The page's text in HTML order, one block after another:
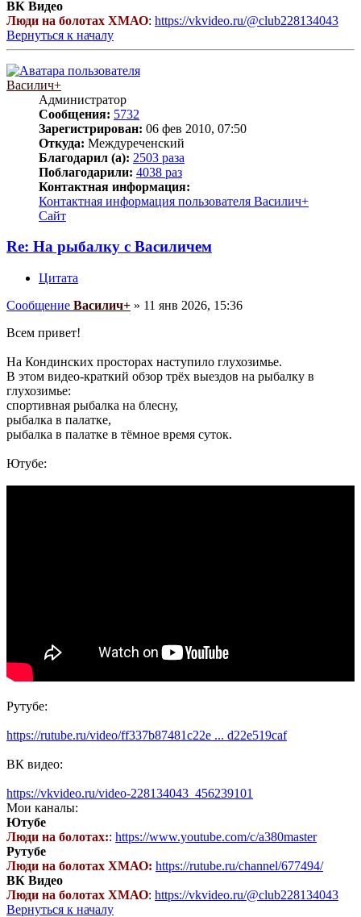
ВК Видео
Люди на болотах ХМАО: https://vkvideo.ru/@club228134043
Вернуться к началу
Василич+
Администратор
Сообщения: 5732
Зарегистрирован: 06 фев 2010, 07:50
Откуда: Междуреченский
Благодарил (а): 2503 раза
Поблагодарили: 4038 раз
Контактная информация:
Контактная информация пользователя Василич+
Сайт
Re: На рыбалку с Василичем
Цитата
Сообщение Василич+ » 11 янв 2026, 15:36
Всем привет!
На Кондинских просторах наступило глухозимье.
В этом видео-краткий обзор трёх выездов на рыбалку в
глухозимье:
спортивная рыбалка на блесну,
рыбалка в палатке,
рыбалка в палатке в тёмное время суток.
Ютубе:
Рутубе:
https://rutube.ru/video/ff337b87481c22e ... d22e519caf
ВК видео:
https://vkvideo.ru/video-228134043_456239101
Мои каналы:
Ютубе
Люди на болотах:: https://www.youtube.com/c/a380master
Рутубе
Люди на болотах ХМАО: https://rutube.ru/channel/677494/
ВК Видео
Люди на болотах ХМАО: https://vkvideo.ru/@club228134043
Вернуться к началу